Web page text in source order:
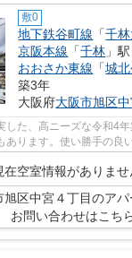
敷0
地下鉄谷町線 「千
京阪本線 「千林 」
おおさか東線 「城
築3年
大阪府大阪市旭区
した、高ニーズな令和4
あります。使い勝手の良
在空室情報がありませ
旭区中宮４丁目のア
お問い合わせはこち